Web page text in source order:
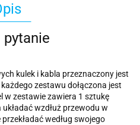
pytanie
kulek i kabla przeznaczony jest
każdego zestawu dołączona jest
w zestawie zawiera 1 sztukę
wzdłuż przewodu w
według swojego